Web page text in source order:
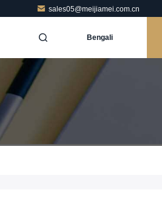
sales05@meijiamei.com.cn
Bengali